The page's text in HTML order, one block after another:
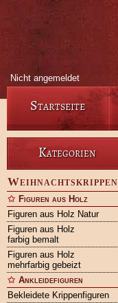
Nicht angemeldet
Startseite
Kategorien
Weihnachtskrippen
Figuren aus Holz
Figuren aus Holz Natur
Figuren aus Holz
farbig bemalt
Figuren aus Holz
mehrfarbig gebeizt
Ankleidefiguren
Bekleidete Krippenfiguren